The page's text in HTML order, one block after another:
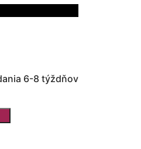
6-8 týždňov